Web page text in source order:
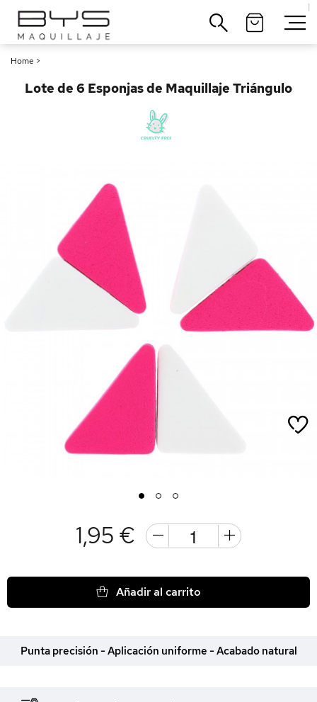
|
Home >
Lote de 6 Esponjas de Maquillaje Triángulo
1 2 3
1,95 €
Añadir al carrito
Punta precisión - Aplicación uniforme - Acabado natural
Cerrar